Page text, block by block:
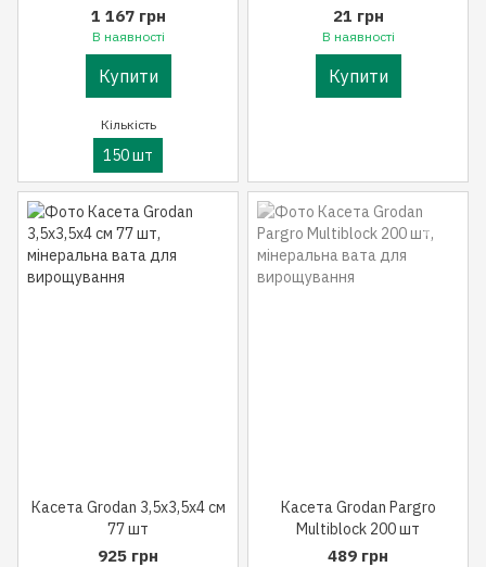
1 167 грн
В наявності
Купити
Кількість
150 шт
21 грн
В наявності
Купити
Касета Grodan 3,5x3,5x4 см
77 шт
925 грн
Касета Grodan Pargro
Multiblock 200 шт
489 грн